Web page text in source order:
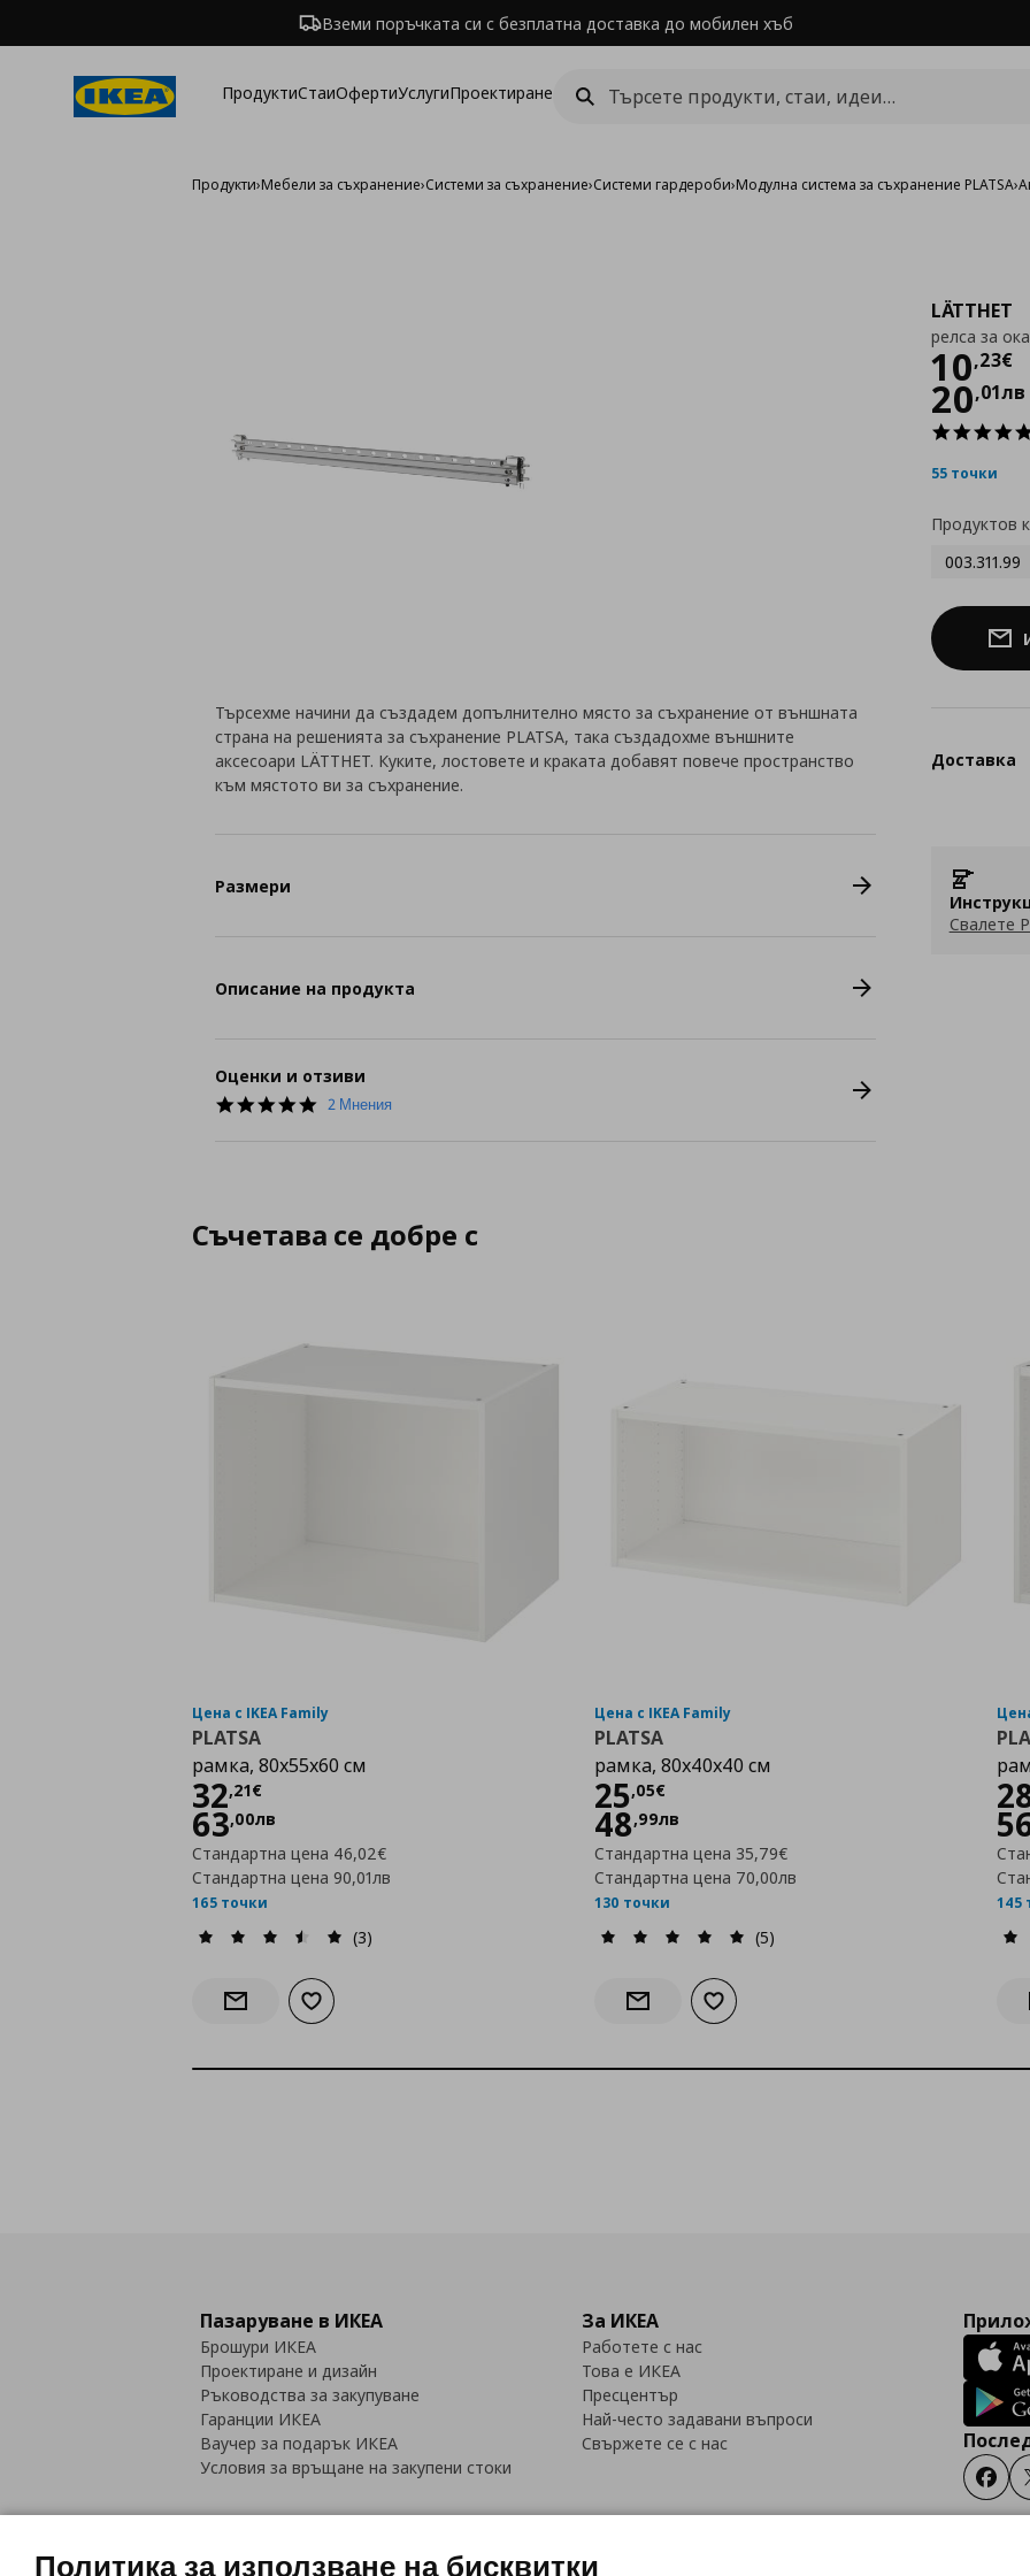
Вземи поръчката си с безплатна доставка до мобилен хъб
ПродуктиСтаиОфертиУслугиПроектиране
Продукти›Мебели за съхранение›Системи за съхранение›Системи гардероби›Модулна система за съхранение PLATSA›
LÄTTHET
релса за
10,23€
Цена
20,01лв
55 точки
Продуктов
003.311.99
Доставка
Свалете
Търсехме начини да създадем допълнително място за съхранение от външната
страна на решенията за съхранение PLATSA, така създадохме външните
аксесоари LÄTTHET. Куките, лостовете и краката добавят повече пространство
към мястото ви за съхранение.
Размери
Описание на продукта
Оценки и отзиви
5.0
2 Мнения
Съчетава се добре с
Цена с IKEA Family
PLATSA
рамка, 80x55x60 см
32,21€
Цена
63,00лв
Стандартна цена 46,02€
Стандартна цена90,01лв
165 точки
(3)
Информирай ме за наличност
Добави към списъка с любими
Цена с IKEA Family
PLATSA
рамка, 80x40x40 см
25,05€
Цена
48,99лв
Стандартна цена 35,79€
Стандартна цена 70,00лв
130 точки
(5)
Информирай ме за наличност
Добави към списъка с любими
145
Пазаруване в ИКЕА
Брошури ИКЕА
Проектиране и дизайн
Ръководства за закупуване
Гаранции ИКЕА
Ваучер за подарък ИКЕА
Условия за връщане на закупени стоки
За ИКЕА
Работете с нас
Това е ИКЕА
Пресцентър
Най-често задавани въпроси
Свържете се с нас
Политика за използване на бисквитки